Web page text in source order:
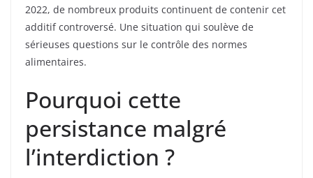
2022, de nombreux produits continuent de contenir cet
additif controversé. Une situation qui soulève de
sérieuses questions sur le contrôle des normes
alimentaires.
Pourquoi cette
persistance malgré
l’interdiction ?